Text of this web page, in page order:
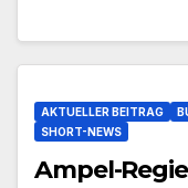
AKTUELLER BEITRAG
SHORT-NEWS
Ampel-